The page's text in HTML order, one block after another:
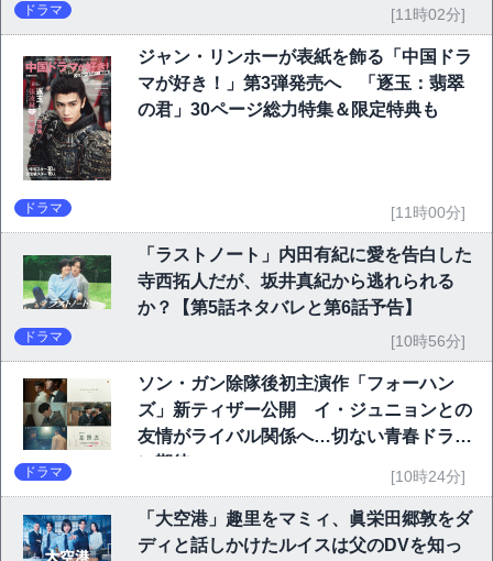
ドラマ [11時02分]
ジャン・リンホーが表紙を飾る「中国ドラ
マが好き！」第3弾発売へ 「逐玉：翡翠
の君」30ページ総力特集＆限定特典も
ドラマ [11時00分]
「ラストノート」内田有紀に愛を告白した
寺西拓人だが、坂井真紀から逃れられる
か？【第5話ネタバレと第6話予告】
ドラマ [10時56分]
ソン・ガン除隊後初主演作「フォーハン
ズ」新ティザー公開 イ・ジュニョンとの
友情がライバル関係へ…切ない青春ドラマ
に期待
ドラマ [10時24分]
「大空港」趣里をマミィ、眞栄田郷敦をダ
ディと話しかけたルイスは父のDVを知っ